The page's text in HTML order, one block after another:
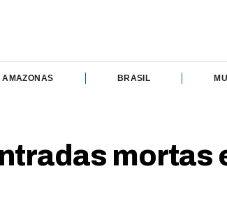
AMAZONAS BRASIL
mortas